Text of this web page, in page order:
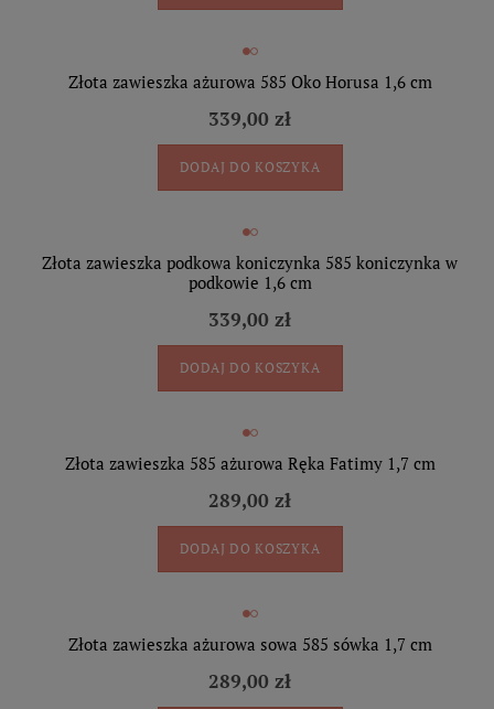
Złota zawieszka ażurowa 585 Oko Horusa 1,6 cm
339,00 zł
DODAJ DO KOSZYKA
Złota zawieszka podkowa koniczynka 585 koniczynka w
podkowie 1,6 cm
339,00 zł
DODAJ DO KOSZYKA
Złota zawieszka 585 ażurowa Ręka Fatimy 1,7 cm
289,00 zł
DODAJ DO KOSZYKA
Złota zawieszka ażurowa sowa 585 sówka 1,7 cm
289,00 zł